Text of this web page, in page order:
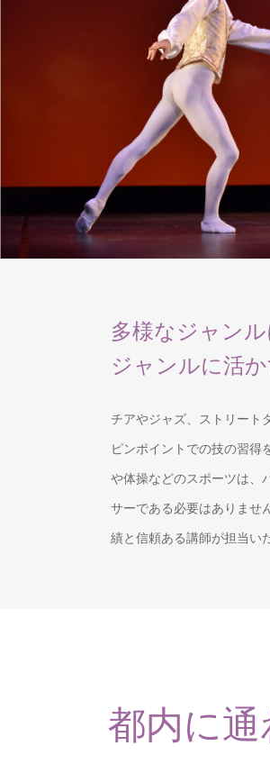
多様なジャン
ジャンルに活か
チアやジャズ、ストリート
ピンポイントでの技の習得
や体操などのスポーツは、
サーである必要はありませ
績と信頼ある講師が担当い
都内に通